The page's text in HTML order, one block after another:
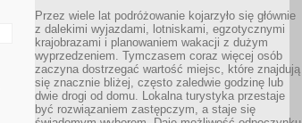
Przez wiele lat podróżowanie kojarzyło się głównie
z dalekimi wyjazdami, lotniskami, egzotycznymi
krajobrazami i planowaniem wakacji z dużym
wyprzedzeniem. Tymczasem coraz więcej osób
zaczyna dostrzegać wartość miejsc, które znajdują
się znacznie bliżej, często zaledwie godzinę lub
dwie drogi od domu. Lokalna turystyka przestaje
być rozwiązaniem zastępczym, a staje się